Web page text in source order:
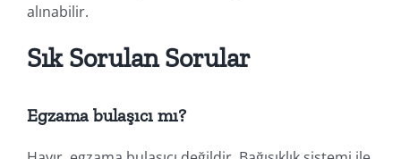
alınabilir.
Sık Sorulan Sorular
Egzama bulaşıcı mı?